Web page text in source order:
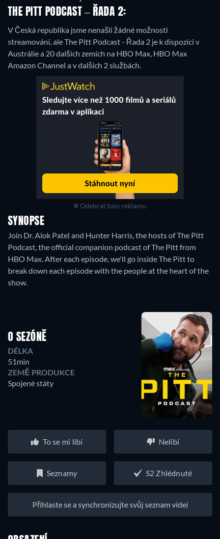
THE PITT PODCAST – ŘADA 2:
V Česká republika jsme nenašli žádné možnosti
streamování, ale The Pitt Podcast - Řada 2 je k dispozici v
Austrálie a 20 dalších zemích na HBO Max, HBO Max
Amazon Channel a v dalších 2 službách.
Odebrat tuto reklamu
SYNOPSE
Join Dr. Alok Patel and Hunter Harris, the hosts of The Pitt
Podcast, the official companion podcast of The Pitt from
HBO Max. After each episode, we'll go inside The Pitt to
break down each episode with the people at the heart of the
show.
O SEZÓNĚ
DÉLKA
51min
ZEMĚ PRODUKCE
Spojené státy
To se mi líbí Nelíbí
Seznamy S2 Zhlédnuté
Přihlaste se a synchronizujte svůj seznam videí